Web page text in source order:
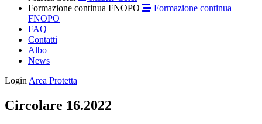
Formazione continua FNOPO
Formazione continua
FNOPO
FAQ
Contatti
Albo
News
Login Area Protetta
Circolare 16.2022